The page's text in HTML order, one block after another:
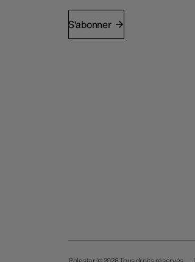
S'abonner